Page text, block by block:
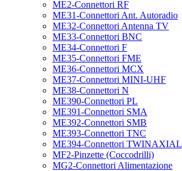
ME2-Connettori RF
ME31-Connettori Ant. Autoradio
ME32-Connettori Antenna TV
ME33-Connettori BNC
ME34-Connettori F
ME35-Connettori FME
ME36-Connettori MCX
ME37-Connettori MINI-UHF
ME38-Connettori N
ME390-Connettori PL
ME391-Connettori SMA
ME392-Connettori SMB
ME393-Connettori TNC
ME394-Connettori TWINAXIAL
MF2-Pinzette (Coccodrilli)
MG2-Connettori Alimentazione